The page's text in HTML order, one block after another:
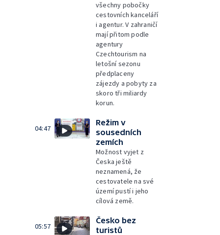
všechny pobočky
cestovních kanceláří
i agentur. V zahraničí
mají přitom podle
agentury
Czechtourism na
letošní sezonu
předplaceny
zájezdy a pobyty za
skoro tři miliardy
korun.
04:47
Režim v
sousedních
zemích
Možnost vyjet z
Česka ještě
neznamená, že
cestovatele na své
území pustí i jeho
cílová země.
05:57
Česko bez
turistů